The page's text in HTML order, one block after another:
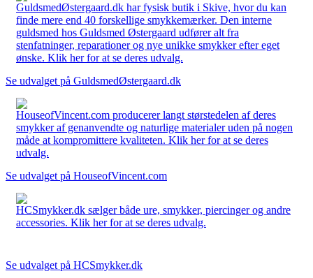
GuldsmedØstergaard.dk har fysisk butik i Skive, hvor du kan
finde mere end 40 forskellige smykkemærker. Den interne
guldsmed hos Guldsmed Østergaard udfører alt fra
stenfatninger, reparationer og nye unikke smykker efter eget
ønske. Klik her for at se deres udvalg.
Se udvalget på GuldsmedØstergaard.dk
HouseofVincent.com producerer langt størstedelen af deres
smykker af genanvendte og naturlige materialer uden på nogen
måde at kompromittere kvaliteten. Klik her for at se deres
udvalg.
Se udvalget på HouseofVincent.com
HCSmykker.dk sælger både ure, smykker, piercinger og andre
accessories. Klik her for at se deres udvalg.
Se udvalget på HCSmykker.dk